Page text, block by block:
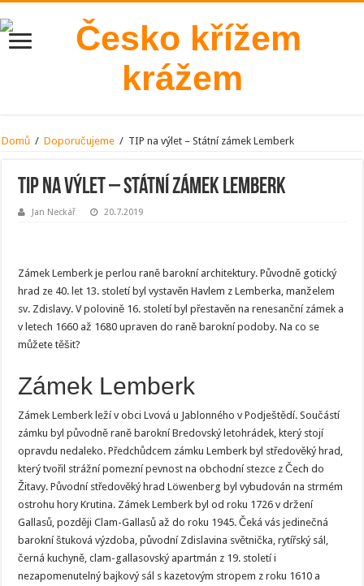
Domů / Doporučujeme / TIP na výlet – Státní zámek Lemberk
TIP na výlet – Státní zámek Lemberk
Jan Neckář 20.7.2019
Zámek Lemberk je perlou raně barokní architektury. Původně gotický
hrad ze 40. let 13. století byl vystavěn Havlem z Lemberka, manželem
sv. Zdislavy. V polovině 16. století byl přestavěn na renesanční zámek a
v letech 1660 až 1680 upraven do raně barokní podoby. Na co se
můžete těšit?
Zámek Lemberk
Zámek Lemberk leží v obci Lvová u Jablonného v Podještědí. Součástí
zámku byl původně raně barokní Bredovský letohrádek, který stojí
opravdu nedaleko. Předchůdcem zámku Lemberk byl středověký hrad,
který tvořil strážní pomezní pevnost na obchodní stezce z Čech do
Žitavy. Původní středověký hrad Löwenberg byl vybudován na strmém
ostrohu hory Krutina. Zámek Lemberk byl od roku 1726 v držení
Gallasů, později Clam-Gallasů až do roku 1945. Čeká vás jedinečná
barokní štuková výzdoba, původní Zdislavina světnička, rytířský sál,
černá kuchyně, clam-gallasovský apartmán z 19. století i
nezapomenutelný bajkový sál s kazetovým stropem z roku 1610 a